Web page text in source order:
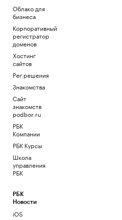
Облако для
бизнеса
Корпоративный
регистратор
доменов
Хостинг
сайтов
Рег.решения
Знакомства
Сайт
знакомств
podbor.ru
РБК
Компании
РБК Курсы
Школа
управления
РБК
РБК
Новости
iOS